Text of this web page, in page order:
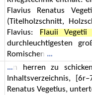
Flavius Renatus
(Titelholzschnitt,
Flavius:
Flauii
durchleuchtigesten
Romischen
n herren zu
Inhaltsverzeichnis,
Renatus Vegetius,